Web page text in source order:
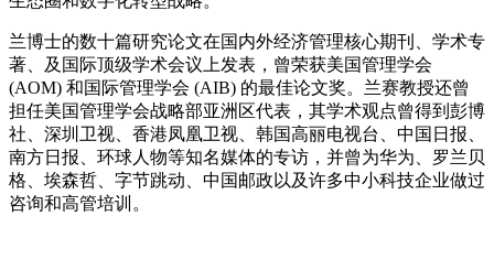
兰博士的数十篇研究论文在国内外经济管理核心期刊、学术专
著、及国际顶级学术会议上发表，曾荣获美国管理学会
(AOM) 和国际管理学会 (AIB) 的最佳论文奖。兰赛教授还曾
担任美国管理学会战略部亚洲区代表，其学术观点曾得到彭博
社、深圳卫视、香港凤凰卫视、韩国高丽电视台、中国日报、
南方日报、环球人物等知名媒体的专访，并曾为华为、罗兰贝
格、埃森哲、字节跳动、中国邮政以及许多中小科技企业做过
咨询和高管培训。